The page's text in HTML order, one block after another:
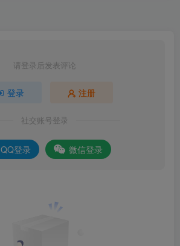
请登录后发表评论
登录 注册
社交账号登录
QQ登录 微信登录